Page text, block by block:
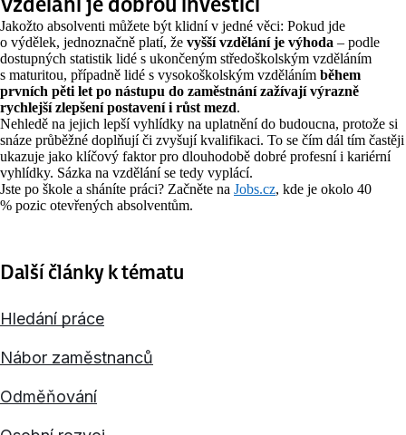
Jakožto absolventi můžete být klidní v jedné věci: Pokud jde
o výdělek, jednoznačně platí, že vyšší vzdělání je výhoda – podle
dostupných statistik lidé s ukončeným středoškolským vzděláním
s maturitou, případně lidé s vysokoškolským vzděláním během
prvních pěti let po nástupu do zaměstnání zažívají výrazně
rychlejší zlepšení postavení i růst mezd.
Nehledě na jejich lepší vyhlídky na uplatnění do budoucna, protože si
snáze průběžné doplňují či zvyšují kvalifikaci. To se čím dál tím častěji
ukazuje jako klíčový faktor pro dlouhodobě dobré profesní i kariérní
vyhlídky. Sázka na vzdělání se tedy vyplácí.
Jste po škole a sháníte práci? Začněte na Jobs.cz, kde je okolo 40
% pozic otevřených absolventům.
Další články k tématu
Hledání práce
Nábor zaměstnanců
Odměňování